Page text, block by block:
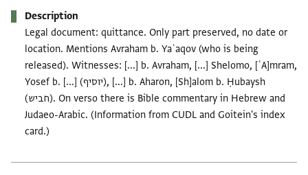
Description
Legal document: quittance. Only part preserved, no date or
location. Mentions Avraham b. Yaʿaqov (who is being
released). Witnesses: [...] b. Avraham, [...] Shelomo, [ʿA]mram,
Yosef b. [...] (יוסיף), [...] b. Aharon, [Sh]alom b. Ḥubaysh
(חביש). On verso there is Bible commentary in Hebrew and
Judaeo-Arabic. (Information from CUDL and Goitein's index
card.)